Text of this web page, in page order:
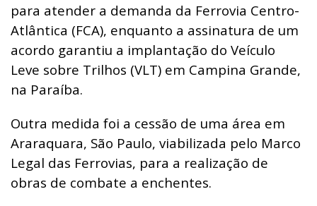
para atender a demanda da Ferrovia Centro-
Atlântica (FCA), enquanto a assinatura de um
acordo garantiu a implantação do Veículo
Leve sobre Trilhos (VLT) em Campina Grande,
na Paraíba.
Outra medida foi a cessão de uma área em
Araraquara, São Paulo, viabilizada pelo Marco
Legal das Ferrovias, para a realização de
obras de combate a enchentes.